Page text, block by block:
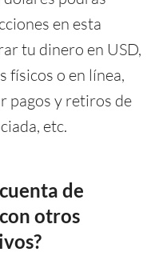
en esta
tu dinero en USD,
físicos o en línea,
pagos y retiros de
etc.
de
otros